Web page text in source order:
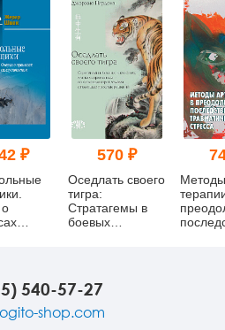
₽ 570 ₽
Оседлать своего
тигра:
Cтратагемы в
боевых
помощью
простых
решений
540-57-27
shop.com